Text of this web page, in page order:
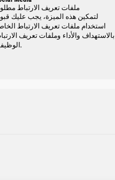
ملفات تعريف الارتباط
لتمكين هذه الميزة، يجب عليك
استخدام ملفات تعريف الارتباط
بالاستهداف والأداء وملفات تعريف
الوظيفية.